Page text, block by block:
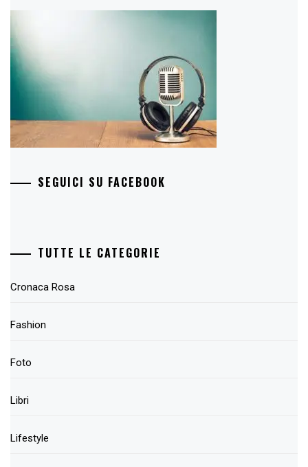
SEGUICI SU FACEBOOK
TUTTE LE CATEGORIE
Cronaca Rosa
Fashion
Foto
Libri
Lifestyle